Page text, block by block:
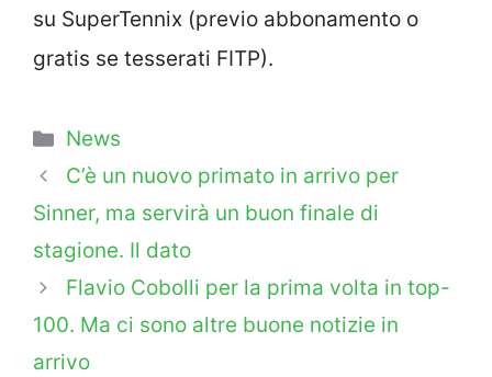
su SuperTennix (previo abbonamento o
gratis se tesserati FITP).
Categorie
News
C’è un nuovo primato in arrivo per
Sinner, ma servirà un buon finale di
stagione. Il dato
Flavio Cobolli per la prima volta in top-
100. Ma ci sono altre buone notizie in
arrivo